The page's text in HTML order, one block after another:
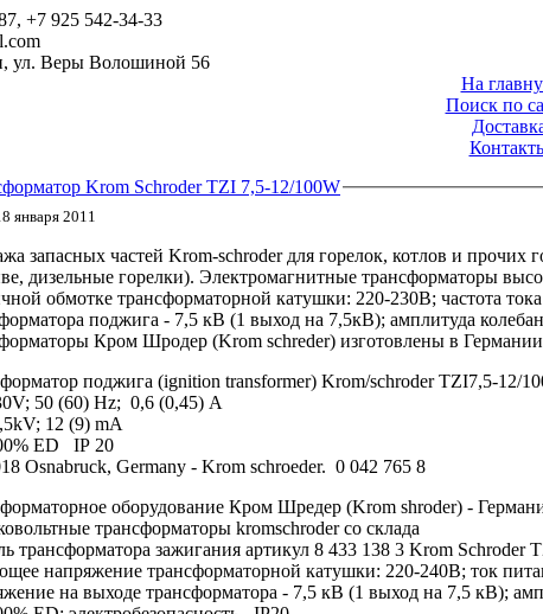
+7 925 542-34-33
ул. Веры Волошиной 56
На
Поиск по
Krom Schroder TZI 7,5-12/100W
января 2011
запасных частей Krom-schroder для горелок, котлов и
дизельные горелки). Электромагнитные трансформаторы
обмотке трансформаторной катушки: 220-230В; частота
поджига - 7,5 кВ (1 выход на 7,5кВ); амплитуда
Кром Шродер (Krom schreder) изготовлены в
поджига (ignition transformer) Krom/schroder TZI7,5-12/
50 (60) Hz; 0,6 (0,45) A
12 (9) mA
ED IP 20
Osnabruck, Germany - Krom schroeder. 0 042 765 8
оборудование Кром Шредер (Krom shroder) -
трансформаторы kromschroder со склада
трансформатора зажигания артикул 8 433 138 3 Krom Schroder
напряжение трансформаторной катушки: 220-240В; ток
на выходе трансформатора - 7,5 кВ (1 выход на 7,5 кВ);